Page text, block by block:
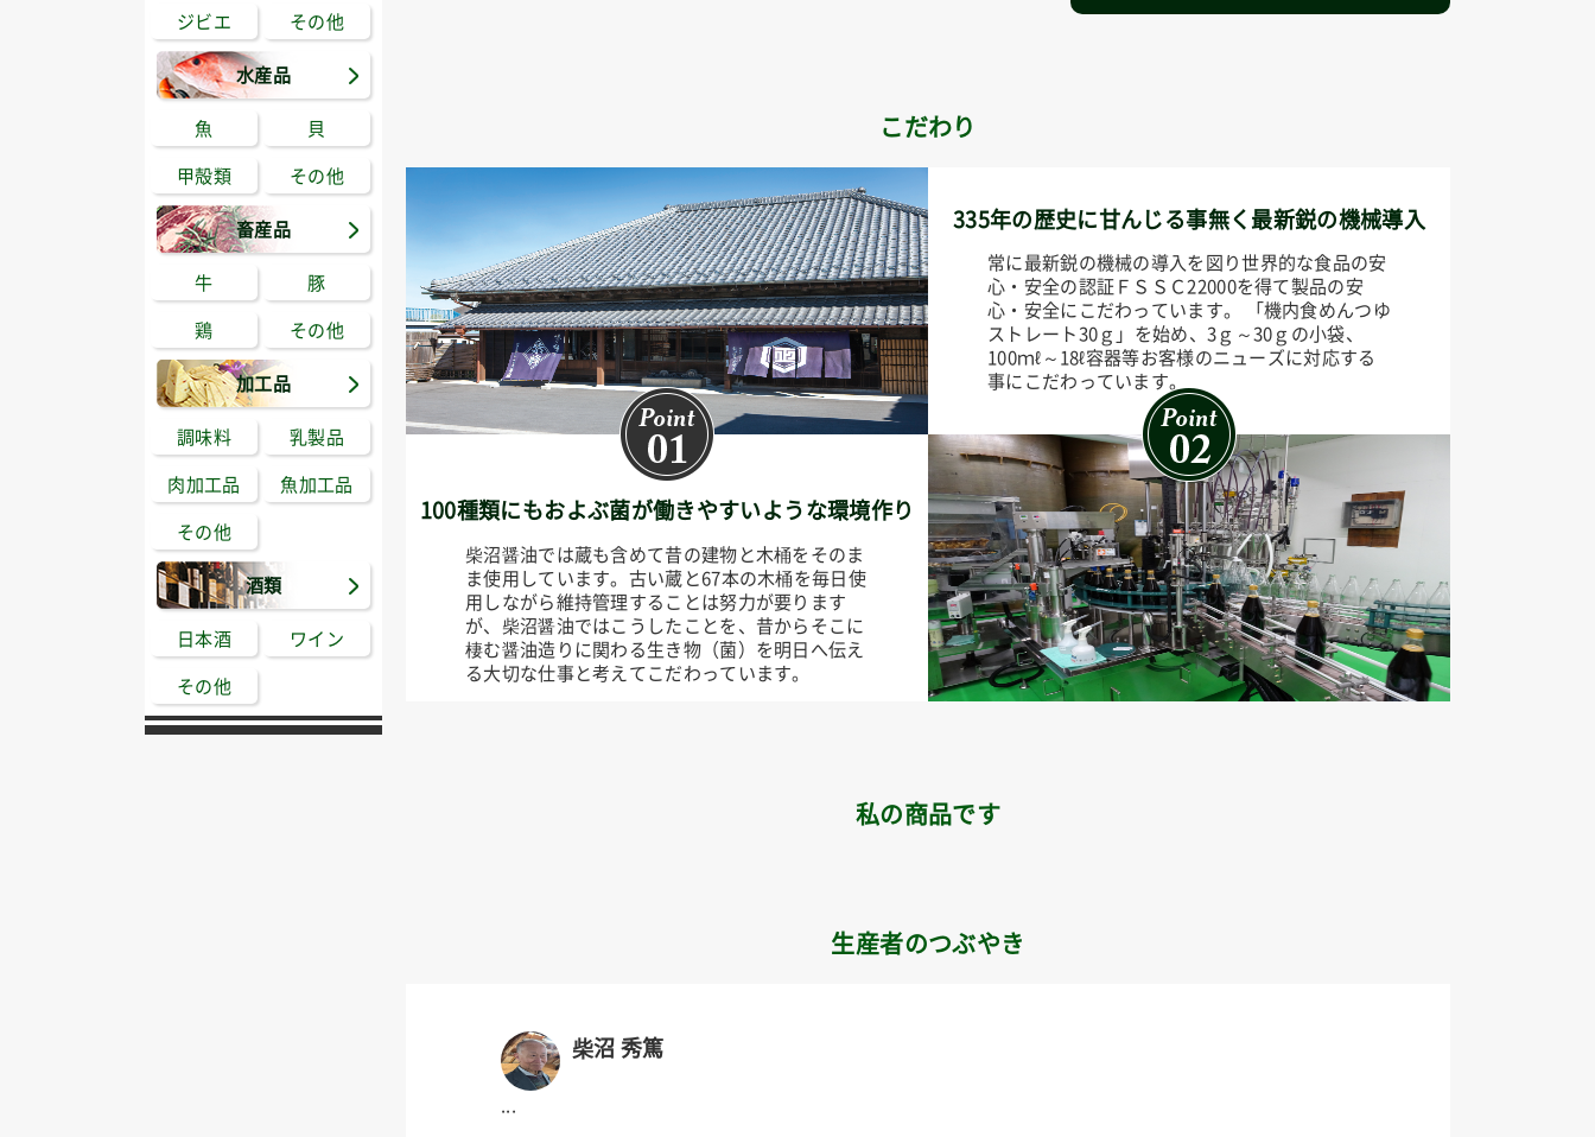
ジビエ
その他
水産品
魚
貝
甲殻類
その他
畜産品
牛
豚
鶏
その他
加工品
調味料
乳製品
肉加工品
魚加工品
その他
酒類
日本酒
ワイン
その他
こだわり
100種類にもおよぶ菌が働きやすいような環境作り
柴沼醤油では蔵も含めて昔の建物と木桶をそのま
ま使用しています。古い蔵と67本の木桶を毎日使
用しながら維持管理することは努力が要ります
が、柴沼醤油ではこうしたことを、昔からそこに
棲む醤油造りに関わる生き物（菌）を明日へ伝え
る大切な仕事と考えてこだわっています。
335年の歴史に甘んじる事無く最新鋭の機械導入
常に最新鋭の機械の導入を図り世界的な食品の安
心・安全の認証ＦＳＳＣ22000を得て製品の安
心・安全にこだわっています。 「機内食めんつゆ
ストレート30ｇ」を始め、3ｇ～30ｇの小袋、
100ｍℓ～18ℓ容器等お客様のニューズに対応する
事にこだわっています。
私の商品です
生産者のつぶやき
柴沼 秀篤
...